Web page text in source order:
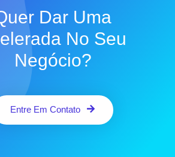
Dar Uma
No Seu
Negócio?
Entre Em Contato